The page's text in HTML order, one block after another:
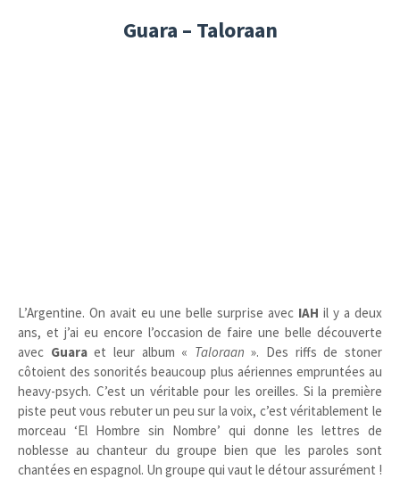
Guara – Taloraan
L’Argentine. On avait eu une belle surprise avec IAH il y a deux
ans, et j’ai eu encore l’occasion de faire une belle découverte
avec Guaraet leur album « Taloraan ». Des riffs de stoner
côtoient des sonorités beaucoup plus aériennes empruntées au
heavy-psych. C’est un véritable pour les oreilles. Si la première
piste peut vous rebuter un peu sur la voix, c’est véritablement le
morceau ‘El Hombre sin Nombre’ qui donne les lettres de
noblesse au chanteur du groupe bien que les paroles sont
chantées en espagnol. Un groupe qui vaut le détour assurément !